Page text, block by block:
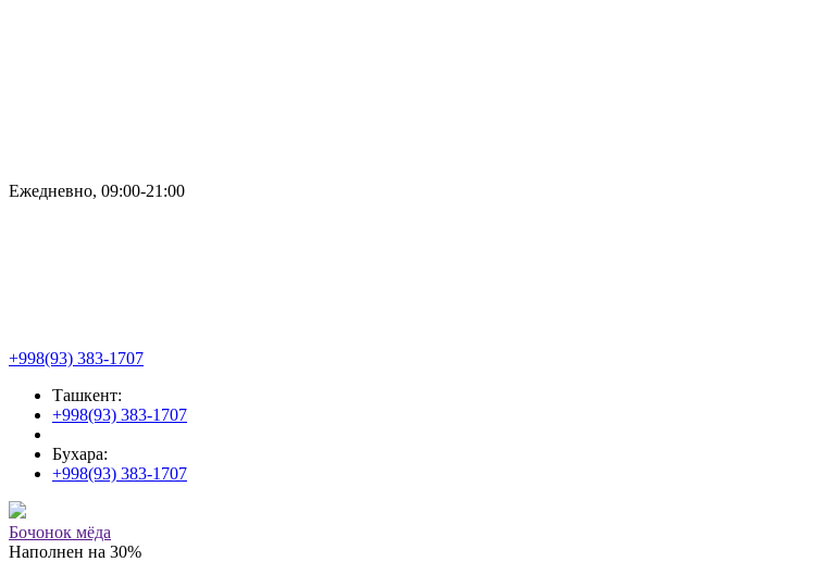
Ежедневно, 09:00-21:00
+998(93) 383-1707
Ташкент:
+998(93) 383-1707
Бухара:
+998(93) 383-1707
Бочонок мёда
Наполнен на 30%